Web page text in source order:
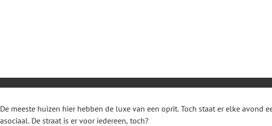
De meeste huizen hier hebben de luxe van een oprit. Toch staat er elke
asociaal. De straat is er voor iedereen, toch?